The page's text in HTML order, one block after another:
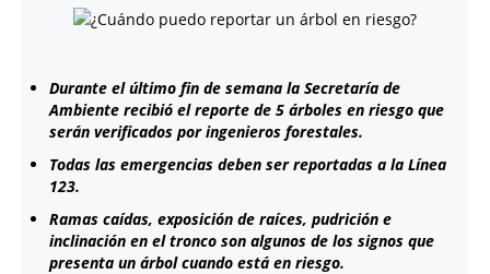
Durante el último fin de semana la Secretaría de
Ambiente recibió el reporte de 5 árboles en riesgo que
serán verificados por ingenieros forestales.
Todas las emergencias deben ser reportadas a la Línea
123.
Ramas caídas, exposición de raíces, pudrición e
inclinación en el tronco son algunos de los signos que
presenta un árbol cuando está en riesgo.